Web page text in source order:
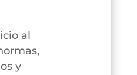
al
y